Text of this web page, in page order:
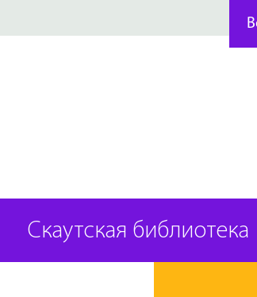
Скаутская библиотека